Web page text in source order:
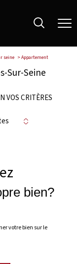
seine Appartement
Sur-Seine
VOS CRITÈRES
bien?
votre bien sur le